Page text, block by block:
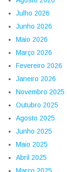
Julho 2026
Junho 2026
Maio 2026
Março 2026
Fevereiro 2026
Janeiro 2026
Novembro 2025
Outubro 2025
Agosto 2025
Junho 2025
Maio 2025
Abril 2025